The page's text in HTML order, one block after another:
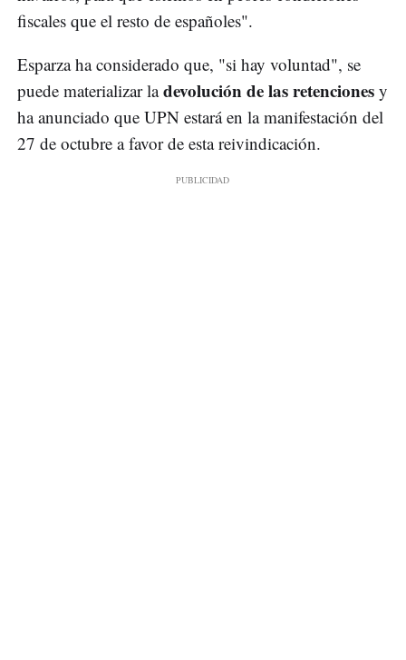
fiscales que el resto de españoles".
Esparza ha considerado que, "si hay voluntad", se
puede materializar ladevolución de las retenciones y
ha anunciado que UPN estará en la manifestación del
27 de octubre a favor de esta reivindicación.